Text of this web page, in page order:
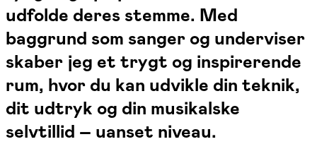
udfolde deres stemme. Med
baggrund som sanger og underviser
skaber jeg et trygt og inspirerende
rum, hvor du kan udvikle din teknik,
dit udtryk og din musikalske
selvtillid – uanset niveau.